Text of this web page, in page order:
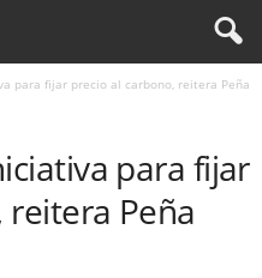
para fijar precio al carbono, reitera Peña
para fijar
Peña